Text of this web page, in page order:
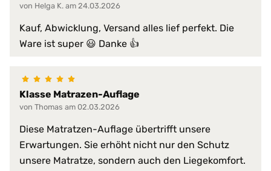
Produkt-Vorteile:
einfache Handhabung
faltenfreier Sitz
geruchslos
gute Luftzirkulation
hervorragende hygienische
langlebig
von Helga K. am 24.03.2026
Kauf, Abwicklung, Versand alles lief perfekt. Die
Ware ist super 😃 Danke 👍
Klasse Matrazen-Auflage
von Thomas am 02.03.2026
Diese Matratzen-Auflage übertrifft unsere
Erwartungen. Sie erhöht nicht nur den Schutz
unsere Matratze, sondern auch den Liegekomfort.